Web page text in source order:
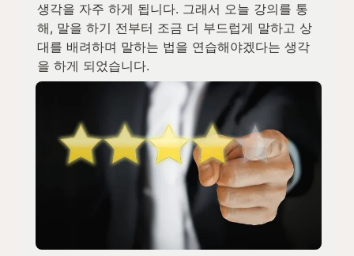
생각을 자주 하게 됩니다. 그래서 오늘 강의를 통
해, 말을 하기 전부터 조금 더 부드럽게 말하고 상
대를 배려하며 말하는 법을 연습해야겠다는 생각
을 하게 되었습니다.